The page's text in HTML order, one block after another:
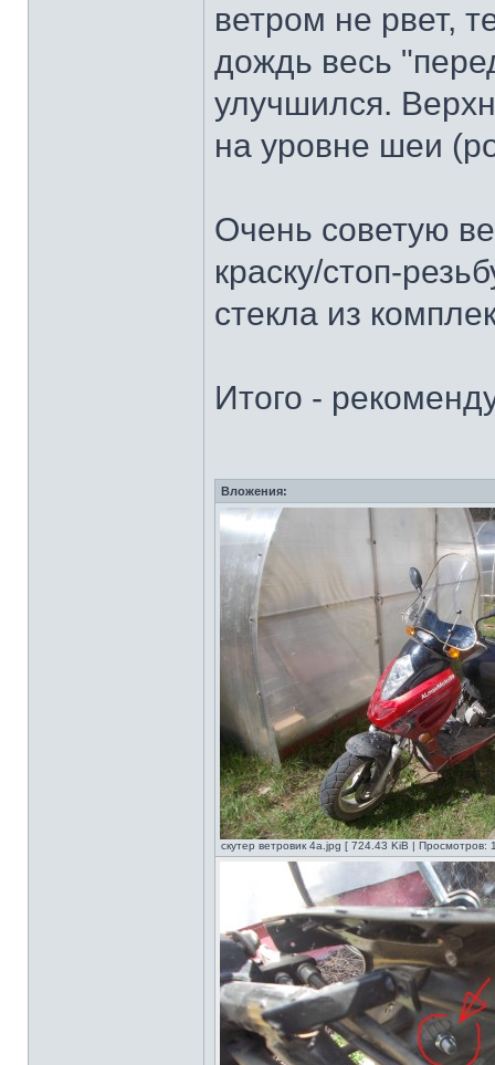
ветром не рвет,
дождь весь
улучшился.
на уровне шеи
Очень советую
краску/стоп-
стекла из
Итого -
Вложения:
скутер ветровик 4а.jpg [ 724.43 KiB | Просмотров: